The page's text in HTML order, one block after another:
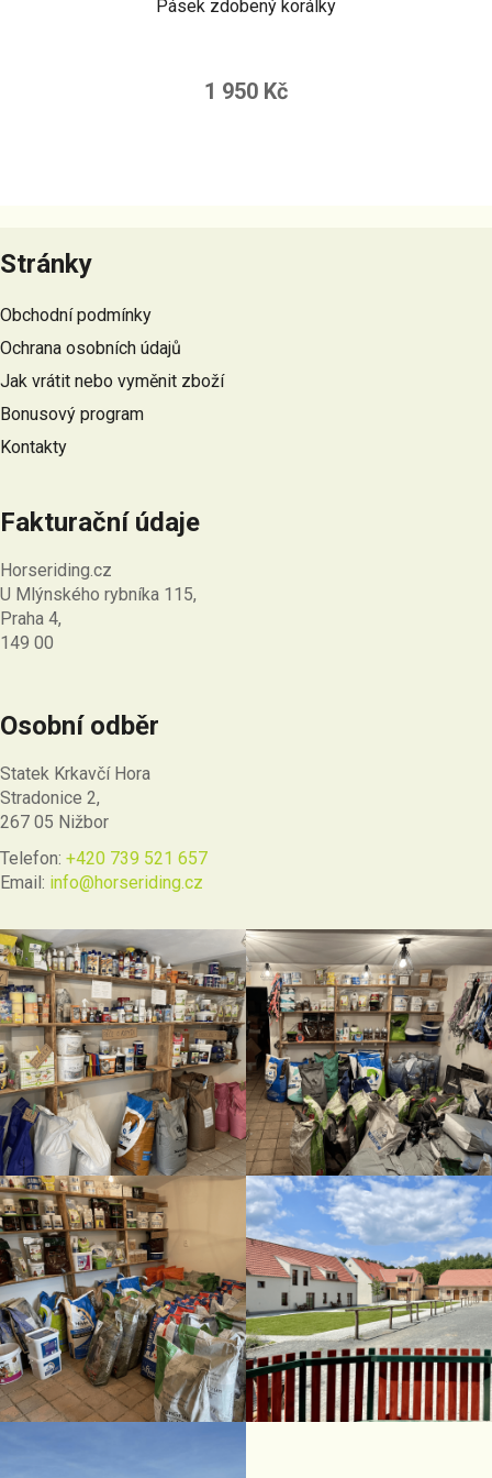
Pásek zdobený korálky
1 950 Kč
á
p
a
í
Stránky
Obchodní podmínky
Ochrana osobních údajů
Jak vrátit nebo vyměnit zboží
Bonusový program
Kontakty
Fakturační údaje
Horseriding.cz
U Mlýnského rybníka 115,
Praha 4,
149 00
Osobní odběr
Statek Krkavčí Hora
Stradonice 2,
267 05 Nižbor
Telefon: +420 739 521 657
Email: info@horseriding.cz